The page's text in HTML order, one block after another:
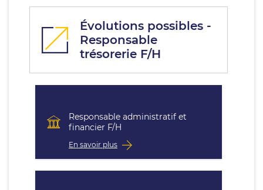
Évolutions possibles -
Responsable
trésorerie F/H
Responsable administratif et
financier F/H
En savoir plus